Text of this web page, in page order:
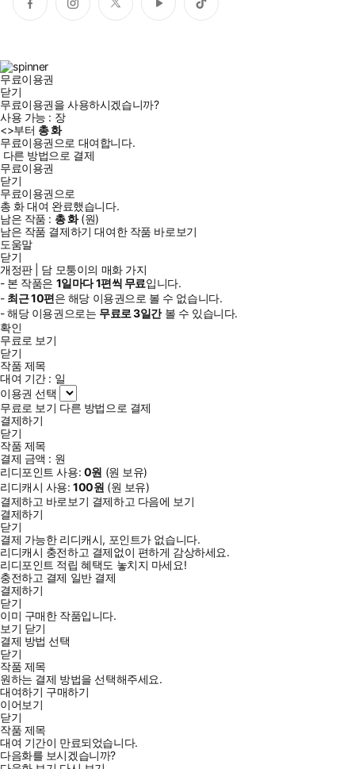
페
이
인
스
트
위
유
튜
틱
톡
무료이용권
닫기
무료이용권을 사용하시겠습니까?
사용 가능 : 장
<>부터 총화
무료이용권으로 대여합니다.
다른 방법으로 결제
무료이용권
닫기
무료이용권으로
총 화대여 완료했습니다.
남은 작품 : 총화(원)
남은 작품 결제하기 대여한 작품 바로보기
도움말
닫기
개정판 | 담 모퉁이의 매화 가지
- 본 작품은 1일마다1편씩 무료입니다.
- 최근10편은 해당 이용권으로 볼 수 없습니다.
- 해당 이용권으로는 무료로3일간볼 수 있습니다.
확인
무료로 보기
닫기
작품 제목
대여 기간 : 일
이용권 선택
무료로 보기 다른 방법으로 결제
결제하기
닫기
작품 제목
결제 금액 : 원
리디포인트 사용: 0원 (원 보유)
리디캐시 사용:100원 (원 보유)
결제하고 바로보기 결제하고 다음에 보기
결제하기
닫기
결제 가능한 리디캐시, 포인트가 없습니다.
리디캐시 충전하고 결제없이 편하게 감상하세요.
리디포인트 적립 혜택도 놓치지 마세요!
충전하고 결제 일반 결제
결제하기
닫기
이미 구매한 작품입니다.
보기 닫기
결제 방법 선택
닫기
작품 제목
원하는 결제 방법을 선택해주세요.
대여하기 구매하기
이어보기
닫기
작품 제목
대여 기간이 만료되었습니다.
다음화를 보시겠습니까?